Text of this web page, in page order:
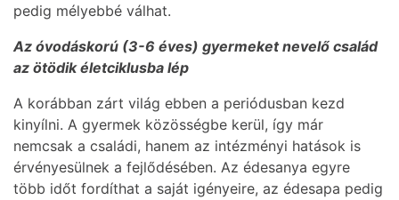
pedig mélyebbé válhat.
Az óvodáskorú (3-6 éves) gyermeket nevelő család
az ötödik életciklusba lép
A korábban zárt világ ebben a periódusban kezd
kinyílni. A gyermek közösségbe kerül, így már
nemcsak a családi, hanem az intézményi hatások is
érvényesülnek a fejlődésében. Az édesanya egyre
több időt fordíthat a saját igényeire, az édesapa pedig